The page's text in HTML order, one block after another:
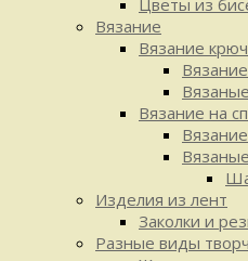
Цветы из
Вязание
Вязание
Вязание на
Изделия из лент
Заколки и
Разные виды